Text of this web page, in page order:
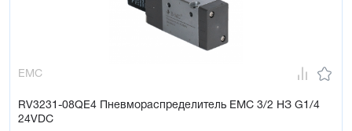
EMC
RV3231-08QE4 Пневмораспределитель EMC 3/2 НЗ G1/4
24VDC